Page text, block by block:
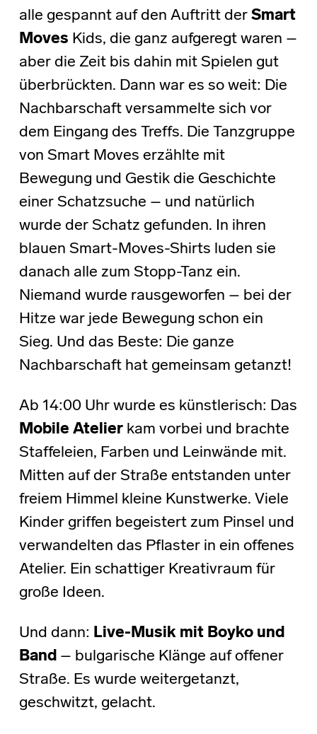
alle gespannt auf den Auftritt der Smart
Moves Kids, die ganz aufgeregt waren –
aber die Zeit bis dahin mit Spielen gut
überbrückten. Dann war es so weit: Die
Nachbarschaft versammelte sich vor
dem Eingang des Treffs. Die Tanzgruppe
von Smart Moves erzählte mit
Bewegung und Gestik die Geschichte
einer Schatzsuche – und natürlich
wurde der Schatz gefunden. In ihren
blauen Smart-Moves-Shirts luden sie
danach alle zum Stopp-Tanz ein.
Niemand wurde rausgeworfen – bei der
Hitze war jede Bewegung schon ein
Sieg. Und das Beste: Die ganze
Nachbarschaft hat gemeinsam getanzt!
Ab 14:00 Uhr wurde es künstlerisch: Das
Mobile Atelier kam vorbei und brachte
Staffeleien, Farben und Leinwände mit.
Mitten auf der Straße entstanden unter
freiem Himmel kleine Kunstwerke. Viele
Kinder griffen begeistert zum Pinsel und
verwandelten das Pflaster in ein offenes
Atelier. Ein schattiger Kreativraum für
große Ideen.
Und dann: Live-Musik mit Boyko und
Band – bulgarische Klänge auf offener
Straße. Es wurde weitergetanzt,
geschwitzt, gelacht.